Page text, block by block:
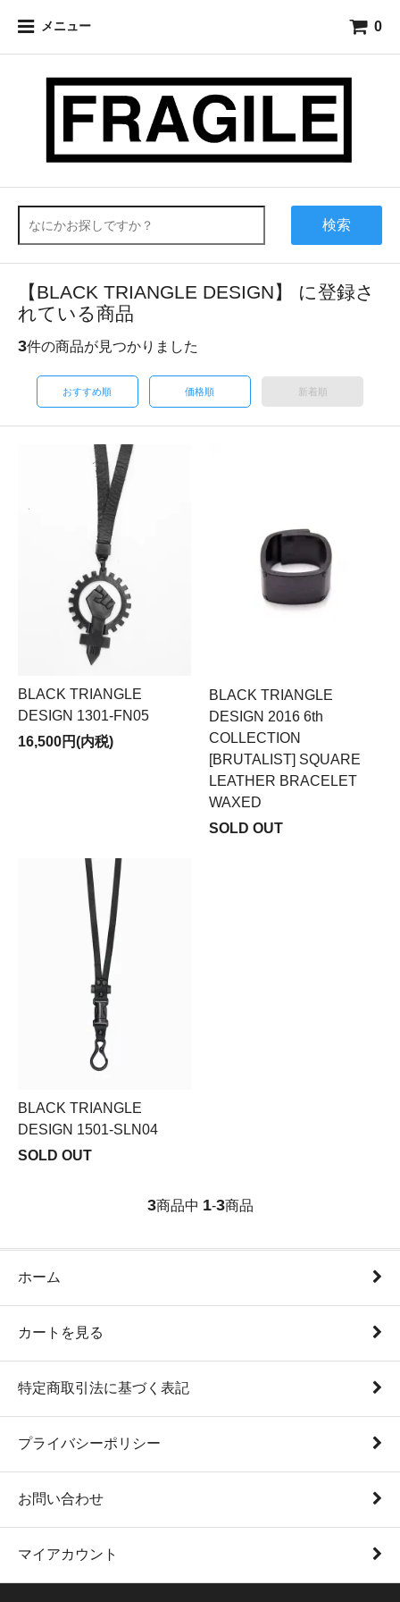
メニュー 0
検索
【BLACK TRIANGLE DESIGN】 に登録さ
れている商品
3件の商品が見つかりました
おすすめ順 価格順 新着順
BLACK TRIANGLE
DESIGN 1301-FN05
16,500円(内税)
BLACK TRIANGLE
DESIGN 2016 6th
COLLECTION
[BRUTALIST] SQUARE
LEATHER BRACELET
WAXED
SOLD OUT
BLACK TRIANGLE
DESIGN 1501-SLN04
SOLD OUT
3商品中 1-3商品
ホーム
カートを見る
特定商取引法に基づく表記
プライバシーポリシー
お問い合わせ
マイアカウント